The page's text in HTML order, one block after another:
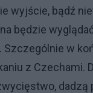
wyjście, bądź
będzie
Szczególnie w
z Czechami.
dadzą